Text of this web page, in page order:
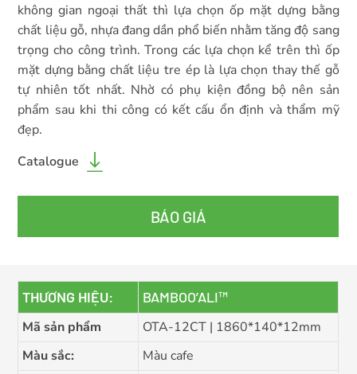
không gian ngoại thất thì lựa chọn ốp mặt dựng bằng
chất liệu gỗ, nhựa đang dần phổ biến nhằm tăng độ sang
trọng cho công trình. Trong các lựa chọn kể trên thì ốp
mặt dựng bằng chất liệu tre ép là lựa chọn thay thế gỗ
tự nhiên tốt nhất. Nhờ có phụ kiện đồng bộ nên sản
phẩm sau khi thi công có kết cấu ổn định và thẩm mỹ
đẹp.
Catalogue
BÁO GIÁ
THƯƠNG HIỆU:
BAMBOO’ALI™
Mã sản phẩm
OTA-12CT | 1860*140*12mm
Màu sắc:
Màu cafe